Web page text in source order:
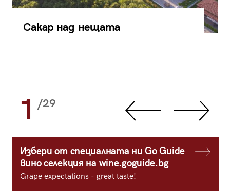
Сакар над нещата
1 /29
Избери от специалната ни Go Guide
вино селекция на wine.goguide.bg
Grape expectations - great taste!